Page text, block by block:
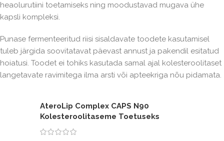
heaolurutiini toetamiseks ning moodustavad mugava ühe
kapsli kompleksi.
Punase fermenteeritud riisi sisaldavate toodete kasutamisel
tuleb järgida soovitatavat päevast annust ja pakendil esitatud
hoiatusi. Toodet ei tohiks kasutada samal ajal kolesteroolitaset
langetavate ravimitega ilma arsti või apteekriga nõu pidamata.
AteroLip Complex CAPS N90
Kolesteroolitaseme Toetuseks